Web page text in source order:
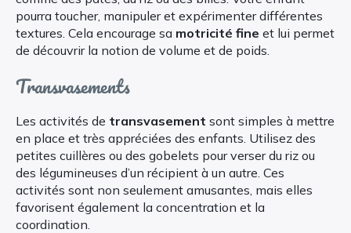
pourra toucher, manipuler et expérimenter différentes
textures. Cela encourage sa motricité fine et lui permet
de découvrir la notion de volume et de poids.
Transvasements
Les activités de transvasement sont simples à mettre
en place et très appréciées des enfants. Utilisez des
petites cuillères ou des gobelets pour verser du riz ou
des légumineuses d’un récipient à un autre. Ces
activités sont non seulement amusantes, mais elles
favorisent également la concentration et la
coordination.